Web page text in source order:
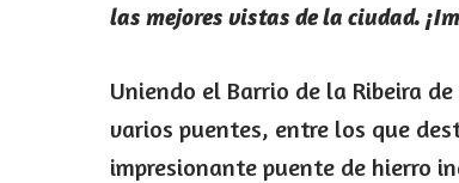
las mejores vistas de la ciudad.
Uniendo el Barrio de la Ribeira
varios puentes, entre los que
impresionante puente de hierro